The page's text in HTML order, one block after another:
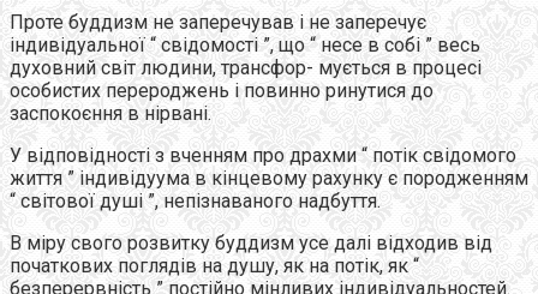
Проте буддизм не заперечував і не заперечує
індивідуальної “ свідомості ”, що “ несе в собі ” весь
духовний світ людини, трансфор- мується в процесі
особистих перероджень і повинно ринутися до
заспокоєння в нірвані.
У відповідності з вченням про драхми “ потік свідомого
життя ” індивідуума в кінцевому рахунку є породженням
“ світової душі ”, непізнаваного надбуття.
В міру свого розвитку буддизм усе далі відходив від
початкових поглядів на душу, як на потік, як “
безперервність ” постійно мінливих індивідуальностей.